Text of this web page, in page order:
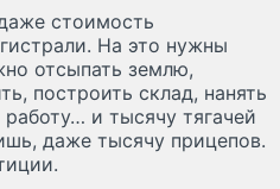
стоимость
На это нужны
отсыпать землю,
построить склад, нанять
и тысячу тягачей
даже тысячу прицепов.